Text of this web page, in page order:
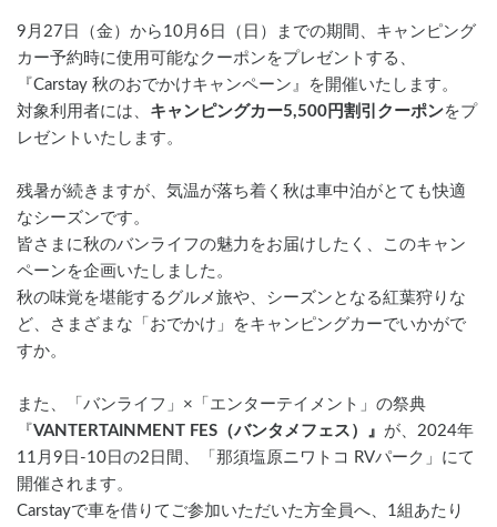
9月27日（金）から10月6日（日）までの期間、キャンピング
カー予約時に使用可能なクーポンをプレゼントする、
『Carstay 秋のおでかけキャンペーン』を開催いたします。
対象利用者には、 キャンピングカー5,500円割引クーポンをプ
レゼントいたします。
残暑が続きますが、気温が落ち着く秋は車中泊がとても快適
なシーズンです。
皆さまに秋のバンライフの魅力をお届けしたく、このキャン
ペーンを企画いたしました。
秋の味覚を堪能するグルメ旅や、シーズンとなる紅葉狩りな
ど、さまざまな「おでかけ」をキャンピングカーでいかがで
すか。
また、「バンライフ」×「エンターテイメント」の祭典
『 VANTERTAINMENT FES（バンタメフェス）』 が、2024年
11月9日-10日の2日間、「那須塩原ニワトコ RVパーク」にて
開催されます。
Carstayで車を借りてご参加いただいた方全員へ、1組あたり